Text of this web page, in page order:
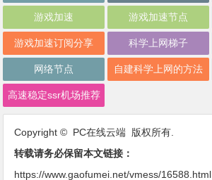
游戏加速 游戏加速节点
游戏加速订阅分享 科学上网梯子
网络节点 自建科学上网的方法
高速稳定ssr机场推荐
Copyright © PC在线云端 版权所有.
转载请务必保留本文链接：
https://www.gaofumei.net/vmess/16588.html